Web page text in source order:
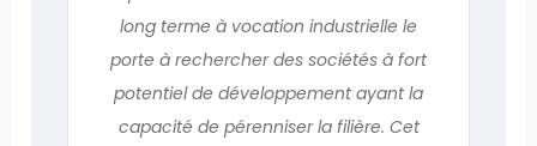
long terme à vocation industrielle le
porte à rechercher des sociétés à fort
potentiel de développement ayant la
capacité de pérenniser la filière. Cet